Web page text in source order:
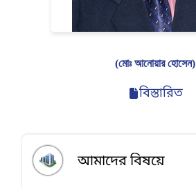
(মোঃ আনোয়ার হোসেন)
বিস্তারিত
আমাদের বিষয়ে